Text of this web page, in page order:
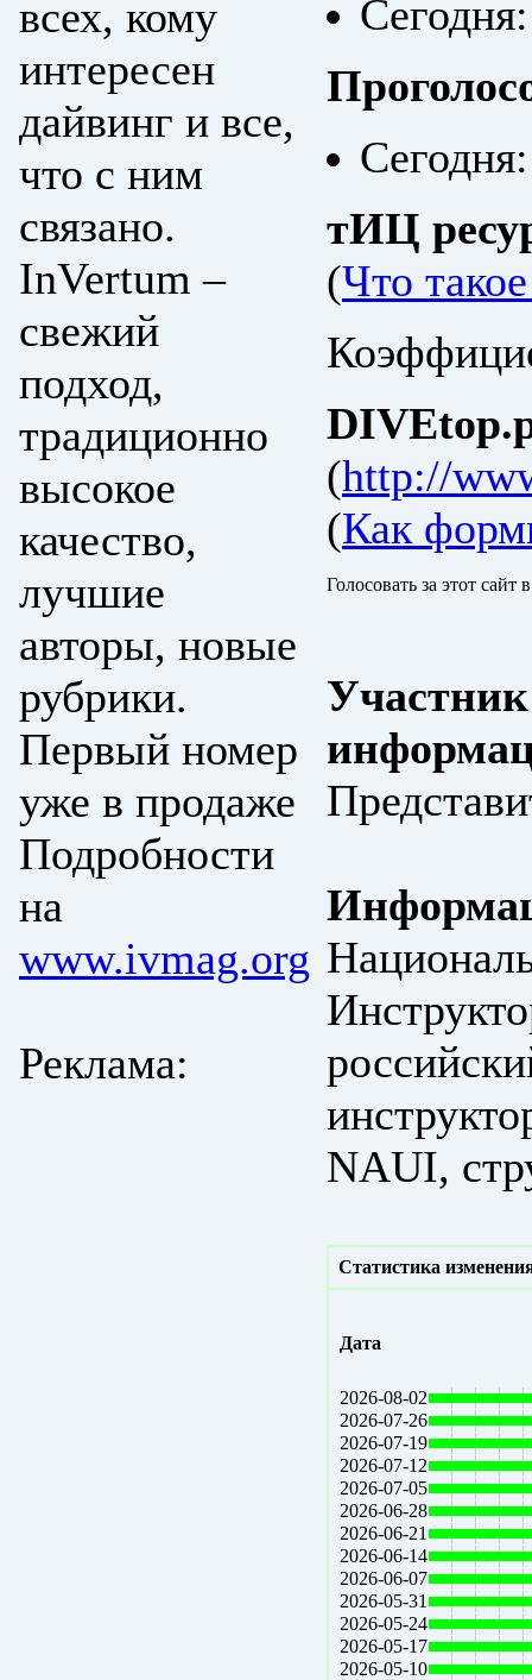
всех, кому
интересен
дайвинг и все,
что с ним
связано.
InVertum –
свежий
подход,
традиционно
высокое
качество,
лучшие
авторы, новые
рубрики.
Первый номер
уже в продаже
Подробности
на
www.ivmag.org
Реклама:
тИЦ
(Что
(http://
(Как
Голосовать за этот сайт
NAUI,
Статистика
Дата
2026-08-02
2026-07-26
2026-07-19
2026-07-12
2026-07-05
2026-06-28
2026-06-21
2026-06-14
2026-06-07
2026-05-31
2026-05-24
2026-05-17
2026-05-10